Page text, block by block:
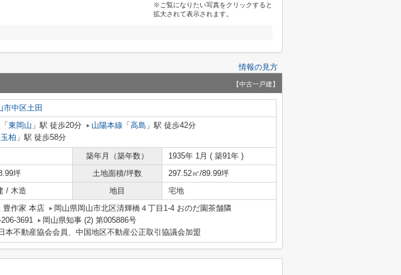
※ご覧になりたい写真をクリックすると
拡大されて表示されます。
情報の見方
【中古一戸建】
市中区土田
「 東岡山 」駅 徒歩20分 山陽本線 「 高島 」駅 徒歩42分
玉柏 」駅 徒歩58分
築年月（築年数）
1935年 1月 ( 築91年 )
坪 土地面積/坪数
297.52㎡/89.99坪
/ 木造 地目 宅地
豊作家 本店
岡山県岡山市北区清輝橋４丁目1-4 おのだ園茶舗隣
3691
岡山県知事 (2) 第005886号
本不動産協会会員、中国地区不動産公正取引協議会加盟